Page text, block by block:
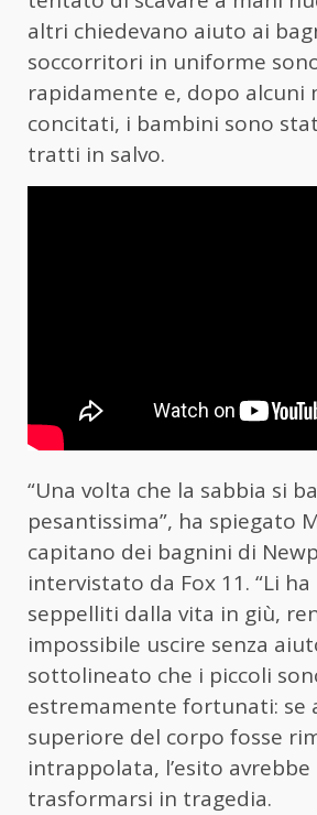
altri chiedevano aiuto ai
soccorritori in uniforme
rapidamente e, dopo alcuni
concitati, i bambini sono
tratti in salvo.
“Una volta che la sabbia si
pesantissima”, ha spiegato
capitano dei bagnini di
intervistato da Fox 11. “Li
seppelliti dalla vita in giù,
impossibile uscire senza
sottolineato che i piccoli
estremamente fortunati: se
superiore del corpo fosse
intrappolata, l’esito
trasformarsi in tragedia.